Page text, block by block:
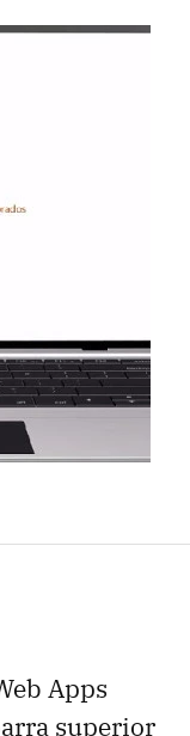
Apps
superior